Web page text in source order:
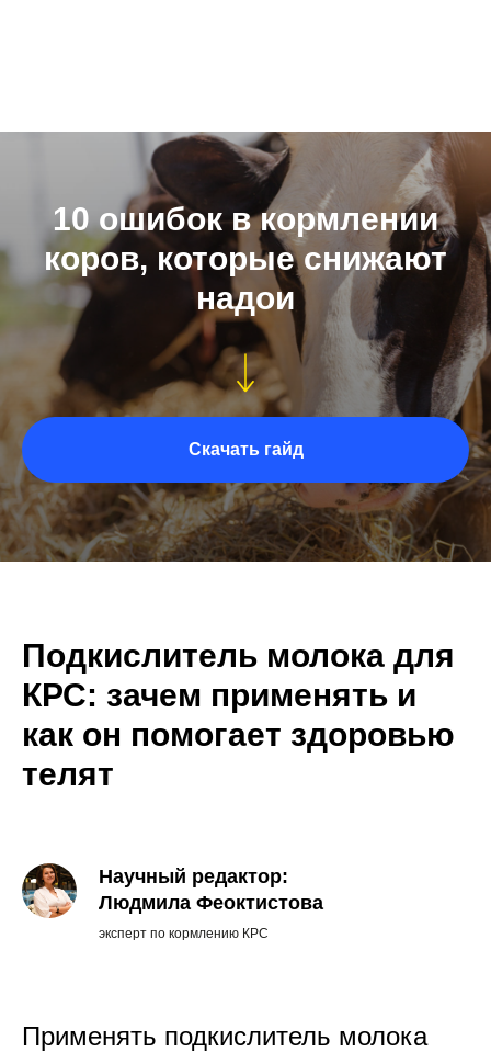
10 ошибок в кормлении
коров, которые снижают
надои
Скачать гайд
Подкислитель молока для
КРС: зачем применять и
как он помогает здоровью
телят
Научный редактор:
Людмила Феоктистова
эксперт по кормлению КРС
Применять подкислитель молока